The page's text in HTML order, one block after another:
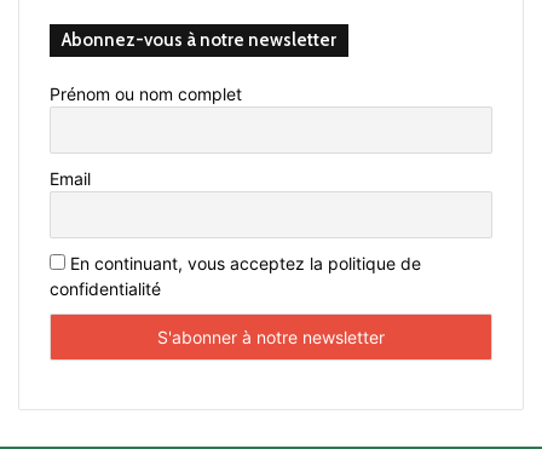
Abonnez-vous à notre newsletter
Prénom ou nom complet
Email
En continuant, vous acceptez la politique de
confidentialité